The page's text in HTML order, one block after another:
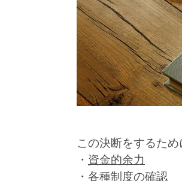
この決断をするため
・ 資金的余力
・ 各種制度の確認